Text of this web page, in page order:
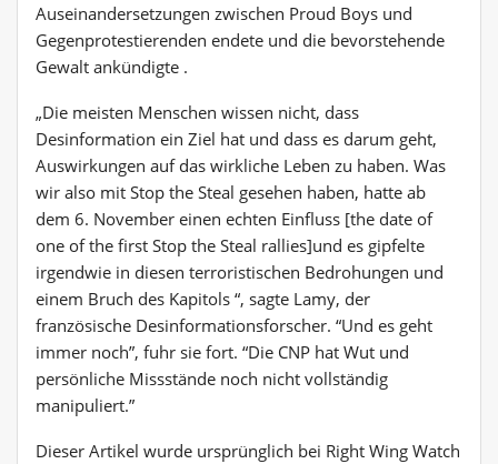
Auseinandersetzungen zwischen Proud Boys und
Gegenprotestierenden endete und die bevorstehende
Gewalt ankündigte .
„Die meisten Menschen wissen nicht, dass
Desinformation ein Ziel hat und dass es darum geht,
Auswirkungen auf das wirkliche Leben zu haben. Was
wir also mit Stop the Steal gesehen haben, hatte ab
dem 6. November einen echten Einfluss [the date of
one of the first Stop the Steal rallies]und es gipfelte
irgendwie in diesen terroristischen Bedrohungen und
einem Bruch des Kapitols “, sagte Lamy, der
französische Desinformationsforscher. “Und es geht
immer noch”, fuhr sie fort. “Die CNP hat Wut und
persönliche Missstände noch nicht vollständig
manipuliert.”
Dieser Artikel wurde ursprünglich bei Right Wing Watch